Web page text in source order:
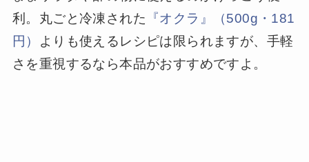
利。丸ごと冷凍された 『オクラ』（500g・181
円）
よりも使えるレシピは限られますが、手軽
さを重視するなら本品がおすすめですよ。